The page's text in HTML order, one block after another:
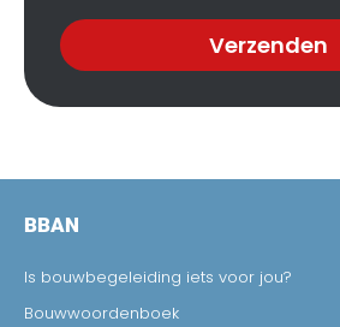
Verzenden
BBAN
Is bouwbegeleiding iets voor jou?
Bouwwoordenboek